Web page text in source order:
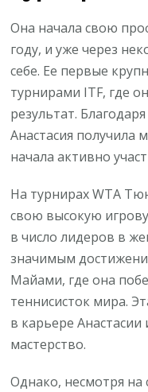
Она начала свою
году, и уже через
себе. Ее первые
турнирами ITF, где
результат.
Анастасия получила
начала активно
На турнирах WTA
свою высокую
в число лидеров в
значимым
Майами, где она
теннисисток мира.
в карьере
мастерство.
Однако, несмотря на